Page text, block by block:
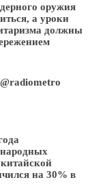
оружия
а уроки
должны
на 30% в